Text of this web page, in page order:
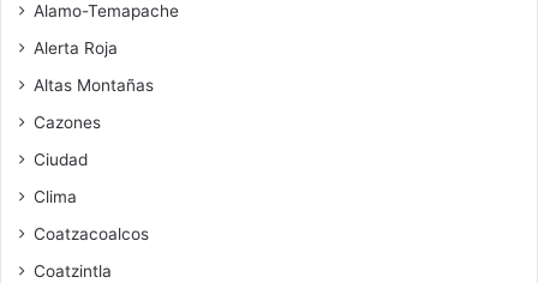
Alamo-Temapache
Alerta Roja
Altas Montañas
Cazones
Ciudad
Clima
Coatzacoalcos
Coatzintla